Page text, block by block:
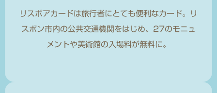
リスボアカードは旅行者にとても便利なカード。リ
スボン市内の公共交通機関をはじめ、27のモニュ
メントや美術館の入場料が無料に。